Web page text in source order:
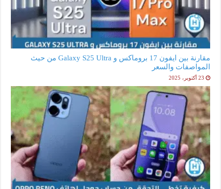
مقارنة بين ايفون 17 بروماكس و Galaxy S25 Ultra من حيث
المواصفات والسعر
23 أكتوبر، 2025